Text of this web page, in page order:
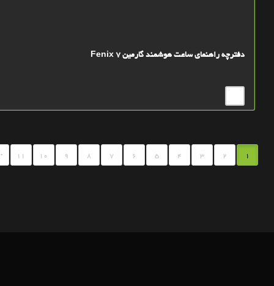
دفترچه راهنمای ساعت هوشمند گارمین Fenix 7
1
2
3
4
5
6
7
8
9
10
11